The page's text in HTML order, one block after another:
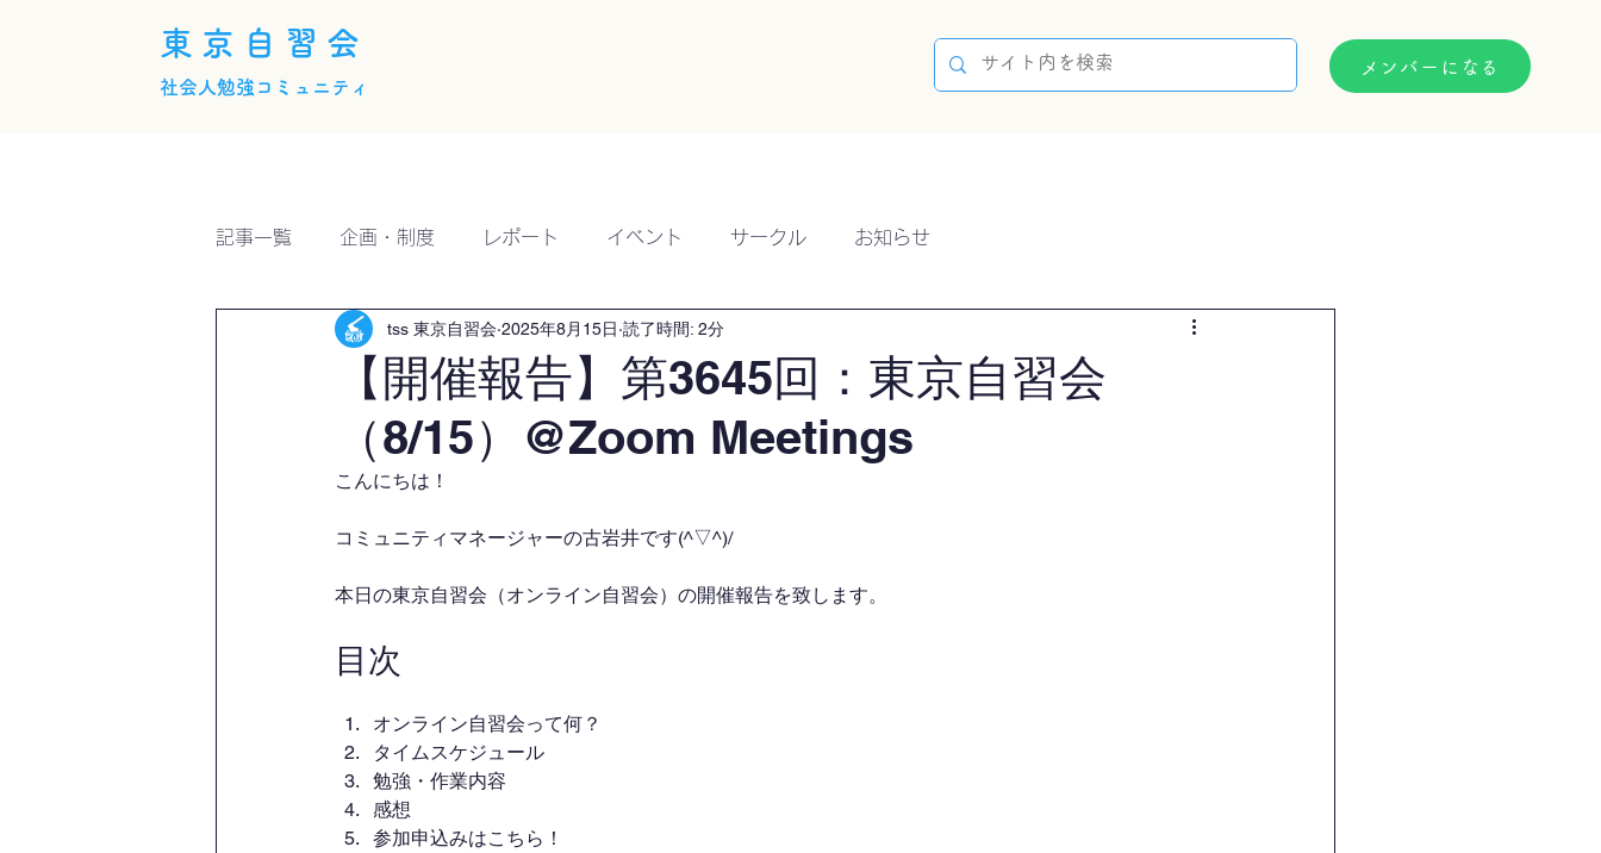
東京自習会
社会人勉強コミュニティ
メンバーになる
記事一覧 企画・制度 レポート イベント サークル お知らせ
【開催報告】第3645回：東京自習会
（8/15）@Zoom Meetings
tss 東京自習会 2025年8月15日 読了時間: 2分
こんにちは！
コミュニティマネージャーの古岩井です(^▽^)/
本日の東京自習会（オンライン自習会）の開催報告を致します。
目次
オンライン自習会って何？
タイムスケジュール
勉強・作業内容
感想
参加申込みはこちら！